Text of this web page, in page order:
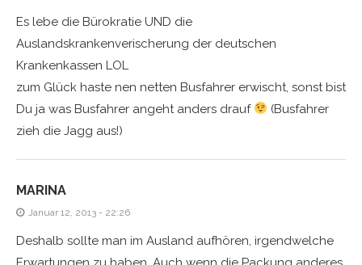
Es lebe die Bürokratie UND die
Auslandskrankenverischerung der deutschen
Krankenkassen LOL
zum Glück haste nen netten Busfahrer erwischt, sonst bist
Du ja was Busfahrer angeht anders drauf
(Busfahrer
zieh die Jagg aus!)
MARINA
Januar 12, 2013 - 22:26
Deshalb sollte man im Ausland aufhören, irgendwelche